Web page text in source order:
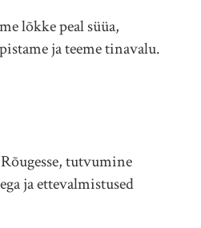
lõkke peal süüa,
ja teeme tinavalu.
tutvumine
ja ettevalmistused